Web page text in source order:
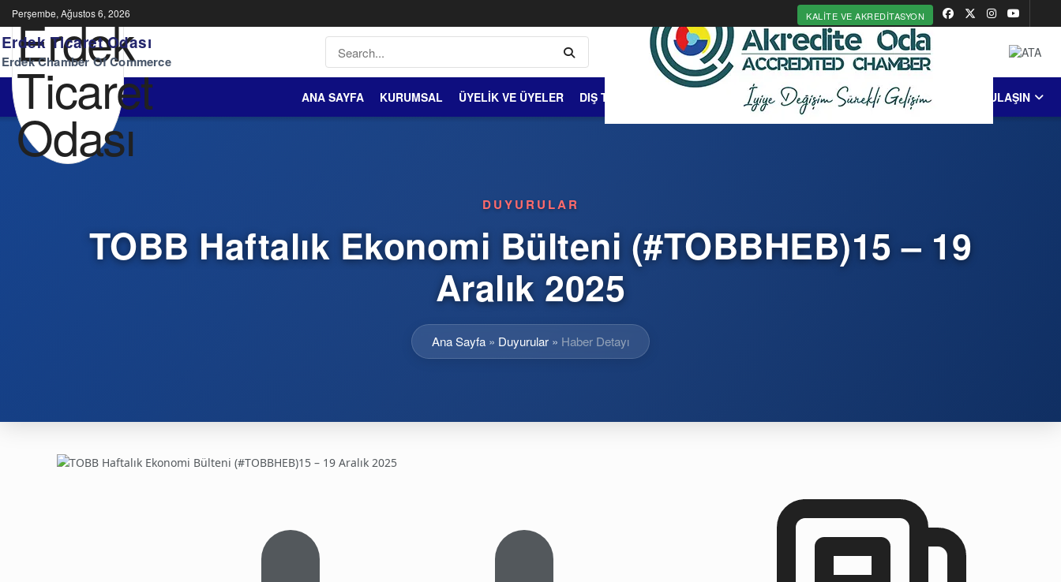
Perşembe, Ağustos 6, 2026 KALITE VE AKREDITASYON
Erdek Ticaret Odası
Erdek Chamber Of Commerce
ANA SAYFA KURUMSAL ÜYELİK VE ÜYELER DIŞ TİCARET ERDEK COĞRAFİ İŞARET BİZE ULAŞIN
DUYURULAR
TOBB Haftalık Ekonomi Bülteni (#TOBBHEB)15 – 19
Aralık 2025
Ana Sayfa » Duyurular » Haber Detayı